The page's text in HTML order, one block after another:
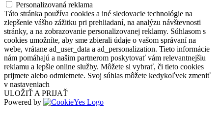
Personalizovaná reklama
Táto stránka používa cookies a iné sledovacie technológie na
zlepšenie vášho zážitku pri prehliadaní, na analýzu návštevnosti
stránky, a na zobrazovanie personalizovanej reklamy. Súhlasom s
cookies umožníte, aby sme zbierali údaje o vašom správaní na
webe, vrátane ad_user_data a ad_personalization. Tieto informácie
nám pomáhajú a našim partnerom poskytovať vám relevantnejšiu
reklamu a lepšie online služby. Môžete si vybrať, či tieto cookies
prijmete alebo odmietnete. Svoj súhlas môžete kedykoľvek zmeniť
v nastaveniach
ULOŽIŤ A PRIJAŤ
Powered by